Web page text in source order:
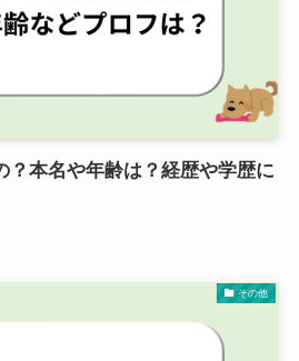
？本名や年齢は？経歴や学歴に
その他